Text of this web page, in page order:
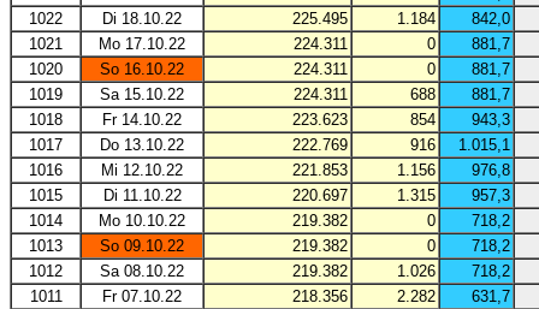
1022
Di 18.10.22 225.495 1.184
842,0
1021
Mo 17.10.22 224.311 0
881,7
1020
So 16.10.22 224.311 0
881,7
1019
Sa 15.10.22 224.311 688
881,7
1018
Fr 14.10.22 223.623 854
943,3
1017
Do 13.10.22 222.769 916
1.015,1
1016
Mi 12.10.22 221.853 1.156
976,8
1015
Di 11.10.22 220.697 1.315
957,3
1014
Mo 10.10.22 219.382 0
718,2
1013
So 09.10.22 219.382 0
718,2
1012
Sa 08.10.22 219.382 1.026
718,2
1011
Fr 07.10.22 218.356 2.282
631,7